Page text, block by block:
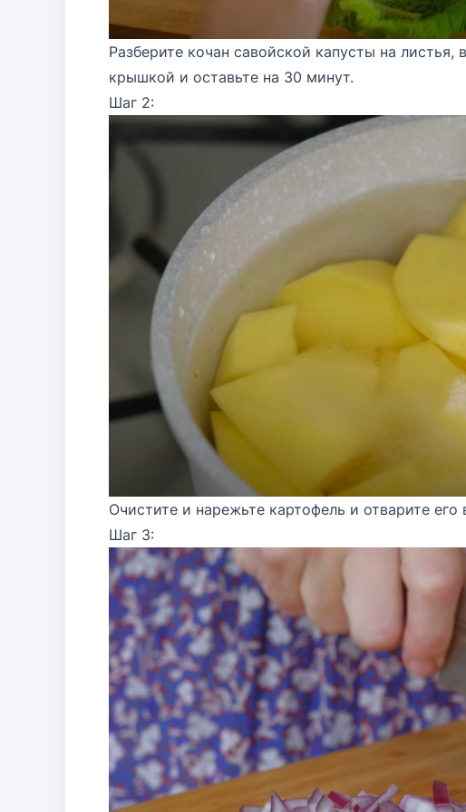
Разберите кочан савойской капусты на
крышкой и оставьте на 30 минут.
Шаг 2:
Очистите и нарежьте картофель и отварите
Шаг 3: